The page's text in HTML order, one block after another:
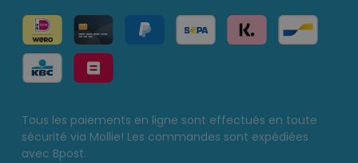
Tous les paiements en ligne sont effectués en toute
sécurité via Mollie! Les commandes sont expédiées
avec Bpost.